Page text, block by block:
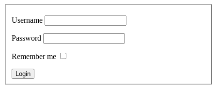
Username
Password
Remember me